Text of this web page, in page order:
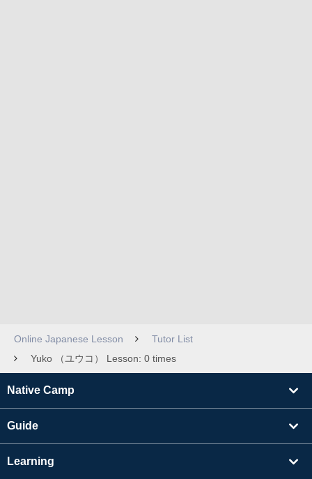
Online Japanese Lesson
Tutor List
Yuko （ユウコ） Lesson: 0 times
Native Camp
Guide
Learning